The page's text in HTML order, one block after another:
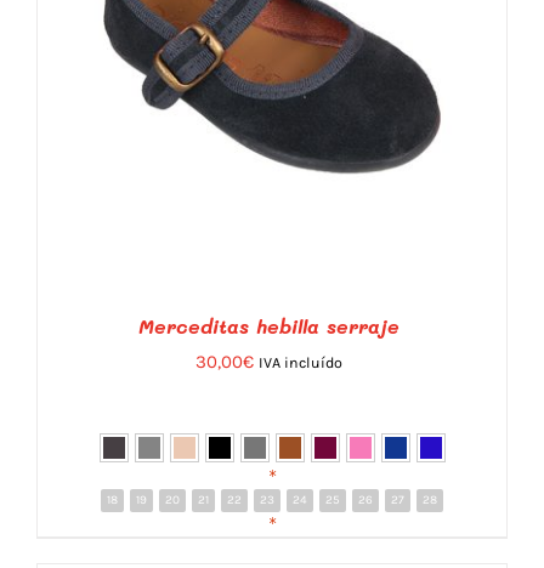
DETALLES
Merceditas hebilla serraje
30,00€ IVA incluído
*
18 19 20 21 22 23 24 25 26 27 28
*